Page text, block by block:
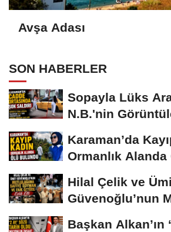
Avşa Adası
SON HABERLER
Sopayla Lüks
N.B.'nin
Karaman’da
Ormanlık
Hilal Çelik ve
Güvenoğlu’nun
Başkan Alkan’ın